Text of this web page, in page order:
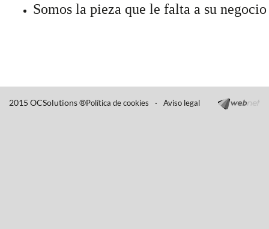
Somos la pieza que le falta a su
2015 OCSolutions ®Política de cookies · Aviso legal